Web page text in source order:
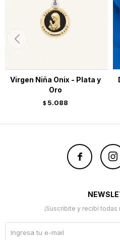
Virgen Niña Onix - Plata y
Oro
$ 5.088
 
¡Suscribite y recibí